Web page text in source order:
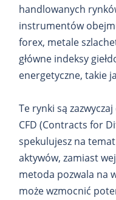
handlowanych
instrumentów
forex, metale
główne indeksy
energetyczne, takie
Te rynki są
CFD (Contracts for
spekulujesz na
aktywów, zamiast
metoda pozwala na
może wzmocnić